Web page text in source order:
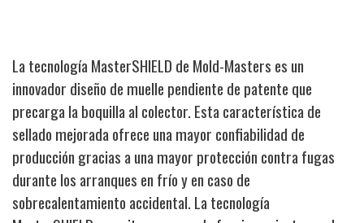
La tecnología MasterSHIELD de Mold-Masters es un
innovador diseño de muelle pendiente de patente que
precarga la boquilla al colector. Esta característica de
sellado mejorada ofrece una mayor confiabilidad de
producción gracias a una mayor protección contra fugas
durante los arranques en frío y en caso de
sobrecalentamiento accidental. La tecnología